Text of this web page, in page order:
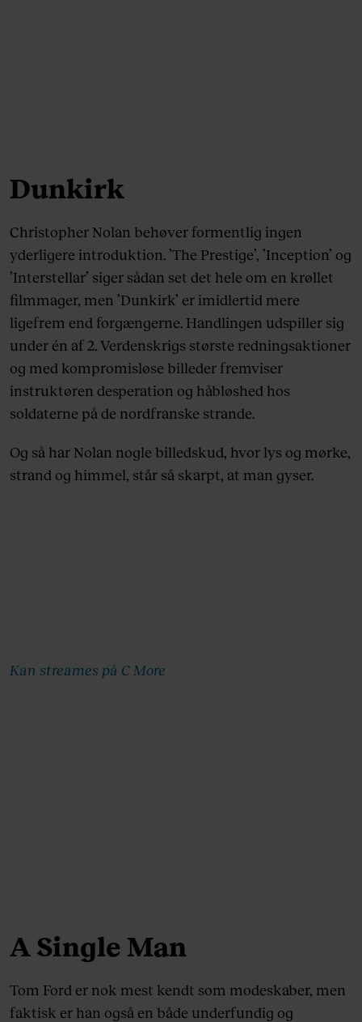
Dunkirk
Christopher Nolan behøver formentlig ingen
yderligere introduktion. ’The Prestige’, ’Inception’ og
’Interstellar’ siger sådan set det hele om en krøllet
filmmager, men ’Dunkirk’ er imidlertid mere
ligefrem end forgængerne. Handlingen udspiller sig
under én af 2. Verdenskrigs største redningsaktioner
og med kompromisløse billeder fremviser
instruktøren desperation og håbløshed hos
soldaterne på de nordfranske strande.
Og så har Nolan nogle billedskud, hvor lys og mørke,
strand og himmel, står så skarpt, at man gyser.
Kan streames på C More
A Single Man
Tom Ford er nok mest kendt som modeskaber, men
faktisk er han også en både underfundig og